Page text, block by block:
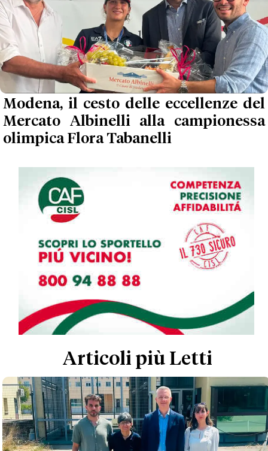
Modena, il cesto delle eccellenze del
Mercato Albinelli alla campionessa
olimpica Flora Tabanelli
Articoli più Letti